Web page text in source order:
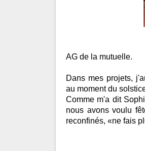
AG de la mutuelle.
Dans mes projets,
au moment du
Comme m'a dit
nous avons voulu
reconfinés, «ne fais